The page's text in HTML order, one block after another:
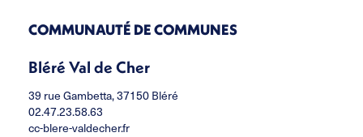
COMMUNAUTÉ DE COMMUNES
Bléré Val de Cher
39 rue Gambetta, 37150 Bléré
02.47.23.58.63
cc-blere-valdecher.fr